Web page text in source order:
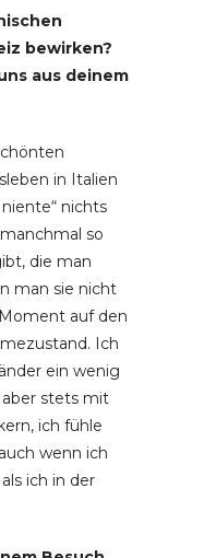
bewirken?
aus deinem
in Italien
nichts
so
die man
man sie nicht
auf den
Ich
ein wenig
stets mit
ich fühle
wenn ich
ich in der